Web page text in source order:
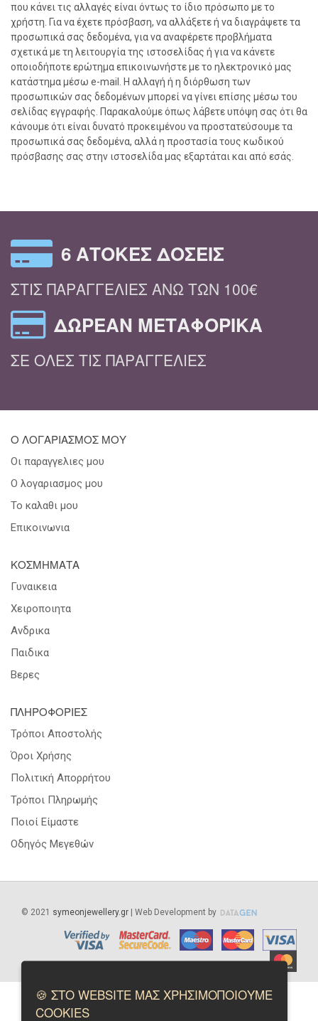
που κάνει τις αλλαγές είναι όντως το ίδιο πρόσωπο με το
χρήστη. Για να έχετε πρόσβαση, να αλλάξετε ή να διαγράψετε τα
προσωπικά σας δεδομένα, για να αναφέρετε προβλήματα
σχετικά με τη λειτουργία της ιστοσελίδας ή για να κάνετε
οποιοδήποτε ερώτημα επικοινωνήστε με το ηλεκτρονικό μας
κατάστημα μέσω e-mail. Η αλλαγή ή η διόρθωση των
προσωπικών σας δεδομένων μπορεί να γίνει επίσης μέσω του
σελίδας εγγραφής. Παρακαλούμε όπως λάβετε υπόψη σας ότι θα
κάνουμε ότι είναι δυνατό προκειμένου να προστατεύσουμε τα
προσωπικά σας δεδομένα, αλλά η προστασία τους κωδικού
πρόσβασης σας στην ιστοσελίδα μας εξαρτάται και από εσάς.
6 ΆΤΟΚΕΣ ΔΌΣΕΙΣ
ΣΤΙΣ ΠΑΡΑΓΓΕΛΊΕΣ ΆΝΩ ΤΩΝ 100€
ΔΩΡΕΆΝ ΜΕΤΑΦΟΡΙΚΆ
ΣΕ ΌΛΕΣ ΤΙΣ ΠΑΡΑΓΓΕΛΊΕΣ
Ο ΛΟΓΑΡΙΑΣΜΟΣ ΜΟΥ
Οι παραγγελιες μου
Ο λογαριασμος μου
Το καλαθι μου
Επικοινωνια
ΚΟΣΜΗΜΑΤΑ
Γυναικεια
Χειροποιητα
Ανδρικα
Παιδικα
Βερες
ΠΛΗΡΟΦΟΡΙΕΣ
Τρόποι Αποστολής
Όροι Χρήσης
Πολιτική Απορρήτου
Τρόποι Πληρωμής
Ποιοί Είμαστε
Οδηγός Μεγεθών
© 2021 symeonjewellery.gr | Web Development by
🍪 ΣΤΟ WEBSITE ΜΑΣ ΧΡΗΣΙΜΟΠΟΙΟΥΜΕ
COOKIES